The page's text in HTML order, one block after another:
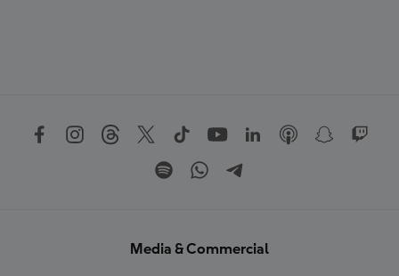
Media & Commercial